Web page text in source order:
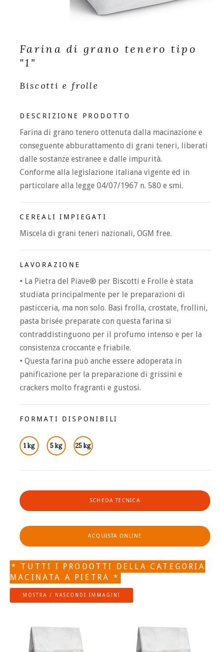
Farina di grano tenero tipo
"1"
Biscotti e frolle
DESCRIZIONE PRODOTTO
Farina di grano tenero ottenuta dalla macinazione e
conseguente abburattamento di grani teneri, liberati
dalle sostanze estranee e dalle impurità.
Conforme alla legislazione italiana vigente ed in
particolare alla legge 04/07/1967 n. 580 e smi.
CEREALI IMPIEGATI
Miscela di grani teneri nazionali, OGM free.
LAVORAZIONE
• La Pietra del Piave® per Biscotti e Frolle è stata
studiata principalmente per le preparazioni di
pasticceria, ma non solo. Basi frolla, crostate, frollini,
pasta brisée preparate con questa farina si
contraddistinguono per il profumo intenso e per la
consistenza croccante e friabile.
• Questa farina può anche essere adoperata in
panificazione per la preparazione di grissini e
crackers molto fragranti e gustosi.
FORMATI DISPONIBILI
1 kg 5 kg 25 kg
SCHEDA TECNICA
ACQUISTA ONLINE
* TUTTI I PRODOTTI DELLA CATEGORIA
MACINATA A PIETRA *
MOSTRA / NASCONDI IMMAGINI